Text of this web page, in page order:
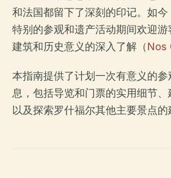
和法国都留下了深刻的印记。如今
特别的参观和遗产活动期间欢迎游
建筑和历史意义的深入了解（Nos
本指南提供了计划一次有意义的
息，包括导览和门票的实用细节
以及探索罗什福尔其他主要景点的